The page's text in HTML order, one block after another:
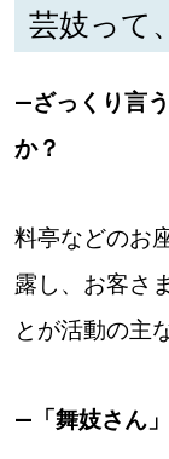
芸妓って
―ざっくり言
か？
料亭などのお
露し、お客さ
とが活動の主
―「舞妓さん